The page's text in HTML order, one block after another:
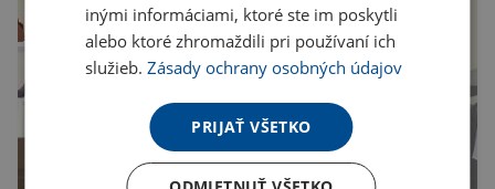
inými informáciami, ktoré ste im poskytli
alebo ktoré zhromaždili pri používaní ich
služieb.Zásady ochrany osobných údajov
PRIJAŤ VŠETKO